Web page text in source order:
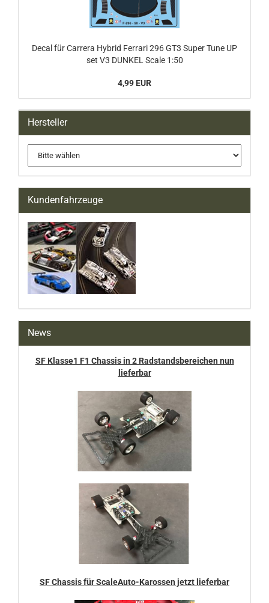
Decal für Carrera Hybrid Ferrari 296 GT3 Super Tune UP
set V3 DUNKEL Scale 1:50
4,99 EUR
Hersteller
Kundenfahrzeuge
News
SF Klasse1 F1 Chassis in 2 Radstandsbereichen nun
lieferbar
SF Chassis für ScaleAuto-Karossen jetzt lieferbar